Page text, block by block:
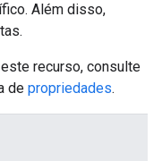
Além disso,
recurso, consulte
de propriedades.